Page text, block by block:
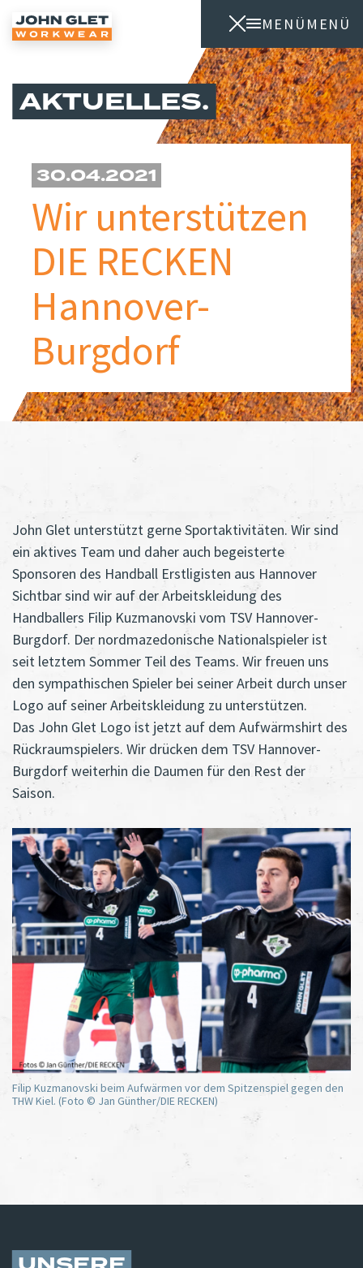
MENÜ
MENÜ
AKTUELLES
Wir unterstützen
DIE RECKEN
Hannover-
Burgdorf
30.04.2021
John Glet unterstützt gerne Sportaktivitäten. Wir sind
ein aktives Team und daher auch begeisterte
Sponsoren des Handball Erstligisten aus Hannover
Sichtbar sind wir auf der Arbeitskleidung des
Handballers Filip Kuzmanovski vom TSV Hannover-
Burgdorf. Der nordmazedonische Nationalspieler ist
seit letztem Sommer Teil des Teams. Wir freuen uns
den sympathischen Spieler bei seiner Arbeit durch unser
Logo auf seiner Arbeitskleidung zu unterstützen.
Das John Glet Logo ist jetzt auf dem Aufwärmshirt des
Rückraumspielers. Wir drücken dem TSV Hannover-
Burgdorf weiterhin die Daumen für den Rest der
Saison.
Filip Kuzmanovski beim Aufwärmen vor dem Spitzenspiel gegen den
THW Kiel. (Foto © Jan Günther/DIE RECKEN)